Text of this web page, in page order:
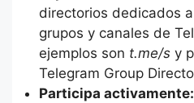
directorios dedicados
grupos y canales de
ejemplos son t.me/sy
Telegram Group
Participa activamente: